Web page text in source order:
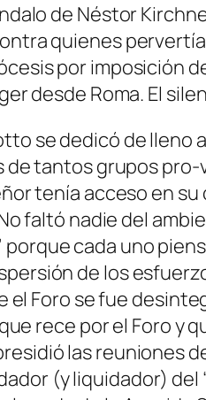
de Néstor
quienes
por imposición
desde Roma. El
se dedicó de lleno
tantos grupos pro-
tenía acceso en
faltó nadie del
cada uno
de los
Foro se fue
rece por el Foro y
las reuniones
(y liquidador) del